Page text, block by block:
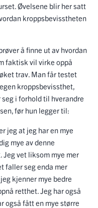
Øvelsene blir her satt
kroppsbevisstheten
å finne ut av hvordan
faktisk vil virke oppå
trav. Man får testet
kroppsbevissthet,
i forhold til hverandre
før hun legger til:
jeg at jeg har en mye
mye av denne
Jeg vet liksom mye mer
faller seg enda mer
kjenner mye bedre
retthet. Jeg har også
også fått en mye større